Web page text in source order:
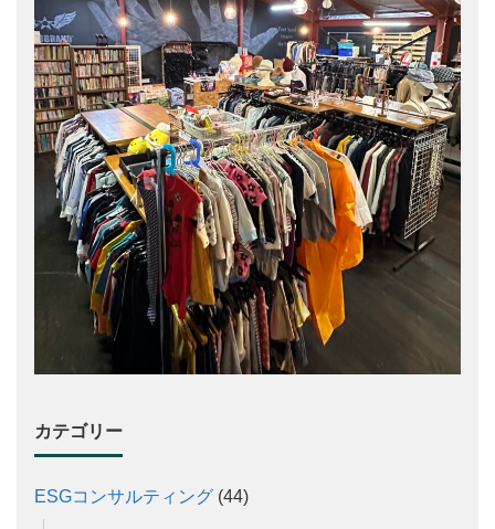
カテゴリー
ESGコンサルティング (44)